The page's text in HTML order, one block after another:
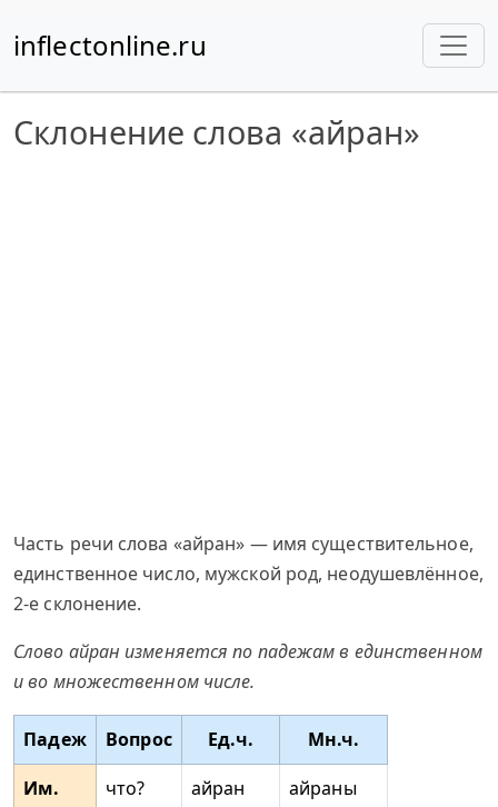
inflectonline.ru
Склонение слова «айран»
Часть речи слова «айран» — имя существительное,
единственное число, мужской род, неодушевлённое,
2-е склонение.
Слово айран изменяется по падежам в единственном
и во множественном числе.
Падеж Вопрос Ед.ч.
Мн.ч.
Им.
что? айран
айраны